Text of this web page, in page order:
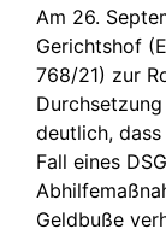
Am 26.
Gerichtshof
768/21) zur
deutlich,
Fall eines
Geldbuße